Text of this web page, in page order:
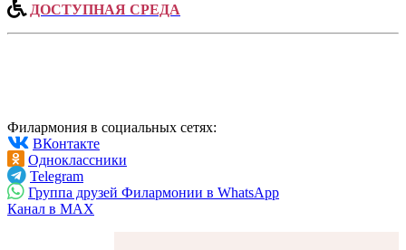
ДОСТУПНАЯ СРЕДА
Филармония в социальных сетях:
ВКонтакте
Одноклассники
Telegram
Группа друзей Филармонии в WhatsApp
Канал в MAX